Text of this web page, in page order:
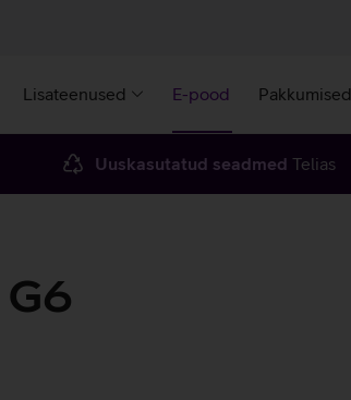
Lisateenused E-pood Pakkumised
Uuskasutatud seadmed Telias